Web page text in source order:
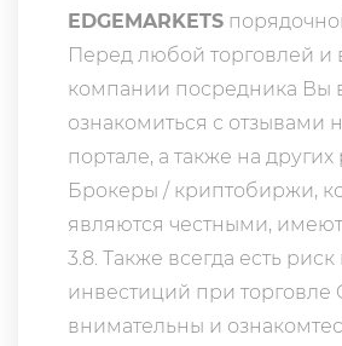
EDGEMARKETS
Перед любой торговлей и
компании посредника Вы
ознакомиться с отзывами
портале, а также на других
Брокеры / криптобиржи,
являются честными,
3.8. Также всегда еcть риск
инвестиций при торговле
внимательны и